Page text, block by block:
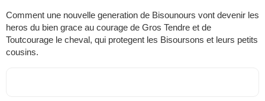
Comment une nouvelle generation de Bisounours vont devenir les
heros du bien grace au courage de Gros Tendre et de
Toutcourage le cheval, qui protegent les Bisoursons et leurs petits
cousins.